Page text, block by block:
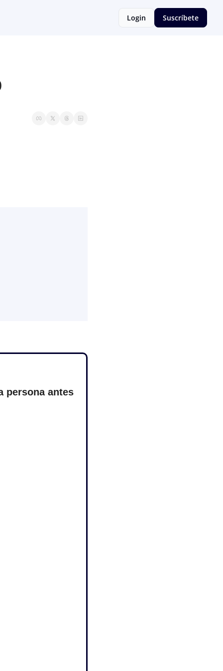
Login Suscríbete
persona antes